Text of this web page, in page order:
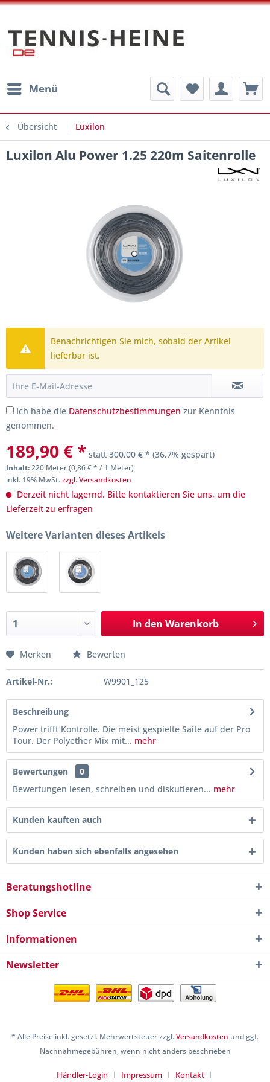
Menü
Übersicht Luxilon
Luxilon Alu Power 1.25 220m Saitenrolle
Benachrichtigen Sie mich, sobald der Artikel
lieferbar ist.
Ich habe die Datenschutzbestimmungen zur Kenntnis
genommen.
189,90 € * statt 300,00 € * (36,7% gespart)
Inhalt:220 Meter (0,86 € * / 1 Meter)
inkl. 19% MwSt.zzgl. Versandkosten
Derzeit nicht lagernd. Bitte kontaktieren Sie uns, um die
Lieferzeit zu erfragen
Weitere Varianten dieses Artikels
In den Warenkorb
Merken Bewerten
Artikel-Nr.: W9901_125
Beschreibung
Power trifft Kontrolle. Die meist gespielte Saite auf der Pro
Tour. Der Polyether Mix mit... mehr
Bewertungen
0
Bewertungen lesen, schreiben und diskutieren... mehr
Kunden kauften auch
Kunden haben sich ebenfalls angesehen
Beratungshotline
Shop Service
Informationen
Newsletter
* Alle Preise inkl. gesetzl. Mehrwertsteuer zzgl.Versandkosten und ggf.
Nachnahmegebühren, wenn nicht anders beschrieben
Händler-Login Impressum Kontakt